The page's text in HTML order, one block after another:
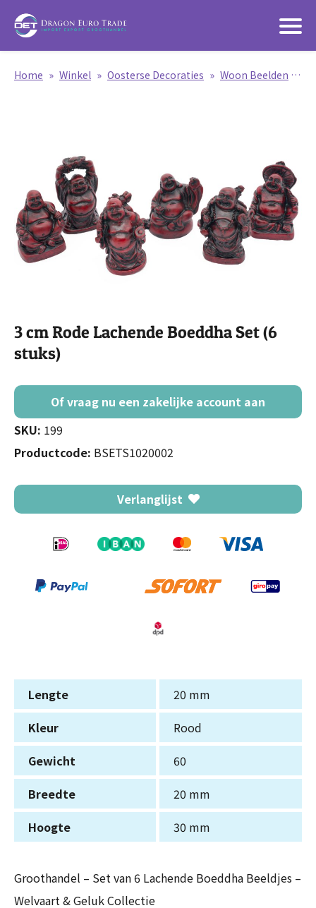
Home » Winkel » Oosterse Decoraties » Woon Beelden »
3 cm Rode Lachende Boeddha Set (6
stuks)
Of vraag nu een zakelijke account aan
SKU: 199
Productcode: BSETS1020002
Verlanglijst
Lengte
20 mm
Kleur
Rood
Gewicht
60
Breedte
20 mm
Hoogte
30 mm
Groothandel – Set van 6 Lachende Boeddha Beeldjes –
Welvaart & Geluk Collectie